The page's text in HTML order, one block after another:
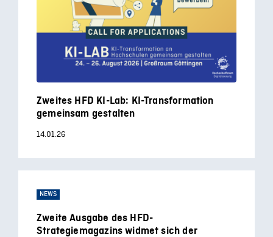
Zweites HFD KI-Lab: KI-Transformation
gemeinsam gestalten
14.01.26
NEWS
Zweite Ausgabe des HFD-
Strategiemagazins widmet sich der